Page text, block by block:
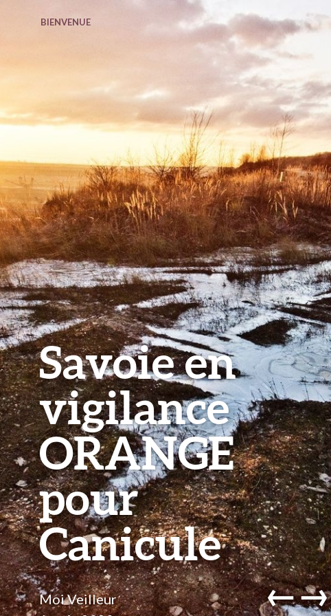
Savoie en
vigilance
ORANGE
pour
Canicule
Moi Veilleur
←→
BIENVENUE